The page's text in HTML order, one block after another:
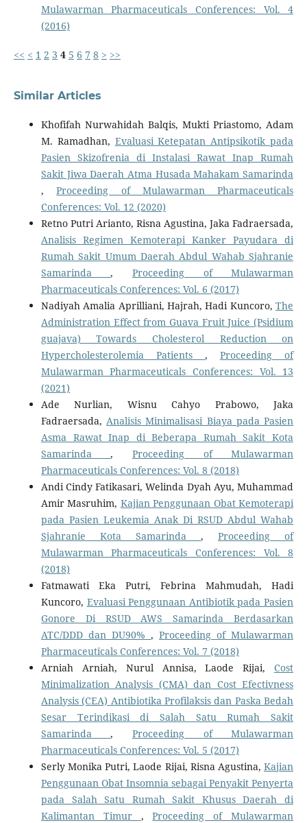
Mulawarman Pharmaceuticals Conferences: Vol. 4
(2016)
<< < 1 2 3 4 5 6 7 8 > >>
Similar Articles
Khofifah Nurwahidah Balqis, Mukti Priastomo, Adam
M. Ramadhan, Evaluasi Ketepatan Antipsikotik pada
Pasien Skizofrenia di Instalasi Rawat Inap Rumah
Sakit Jiwa Daerah Atma Husada Mahakam Samarinda
,Proceeding of Mulawarman Pharmaceuticals
Conferences: Vol. 12 (2020)
Retno Putri Arianto, Risna Agustina, Jaka Fadraersada,
Analisis Regimen Kemoterapi Kanker Payudara di
Rumah Sakit Umum Daerah Abdul Wahab Sjahranie
Samarinda, Proceeding of Mulawarman
Pharmaceuticals Conferences: Vol. 6 (2017)
Nadiyah Amalia Aprilliani, Hajrah, Hadi Kuncoro,The
Administration Effect from Guava Fruit Juice (Psidium
guajava) Towards Cholesterol Reduction on
Hypercholesterolemia Patients ,Proceeding of
Mulawarman Pharmaceuticals Conferences: Vol. 13
(2021)
Ade Nurlian, Wisnu Cahyo Prabowo, Jaka
Fadraersada, Analisis Minimalisasi Biaya pada Pasien
Asma Rawat Inap di Beberapa Rumah Sakit Kota
Samarinda, Proceeding of Mulawarman
Pharmaceuticals Conferences: Vol. 8 (2018)
Andi Cindy Fatikasari, Welinda Dyah Ayu, Muhammad
Amir Masruhim, Kajian Penggunaan Obat Kemoterapi
pada Pasien Leukemia Anak Di RSUD Abdul Wahab
Sjahranie Kota Samarinda,Proceeding of
Mulawarman Pharmaceuticals Conferences: Vol. 8
(2018)
Fatmawati Eka Putri, Febrina Mahmudah, Hadi
Kuncoro, Evaluasi Penggunaan Antibiotik pada Pasien
Gonore Di RSUD AWS Samarinda Berdasarkan
ATC/DDD dan DU90% ,Proceeding of Mulawarman
Pharmaceuticals Conferences: Vol. 7 (2018)
Arniah Arniah, Nurul Annisa, Laode Rijai,Cost
Minimalization Analysis (CMA) dan Cost Efectivness
Analysis (CEA) Antibiotika Profilaksis dan Paska Bedah
Sesar Terindikasi di Salah Satu Rumah Sakit
Samarinda, Proceeding of Mulawarman
Pharmaceuticals Conferences: Vol. 5 (2017)
Serly Monika Putri, Laode Rijai, Risna Agustina,Kajian
Penggunaan Obat Insomnia sebagai Penyakit Penyerta
pada Salah Satu Rumah Sakit Khusus Daerah di
Kalimantan Timur ,Proceeding of Mulawarman